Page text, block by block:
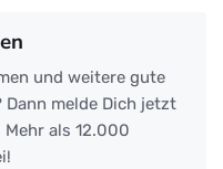
und weitere gute
melde Dich jetzt
Mehr als 12.000